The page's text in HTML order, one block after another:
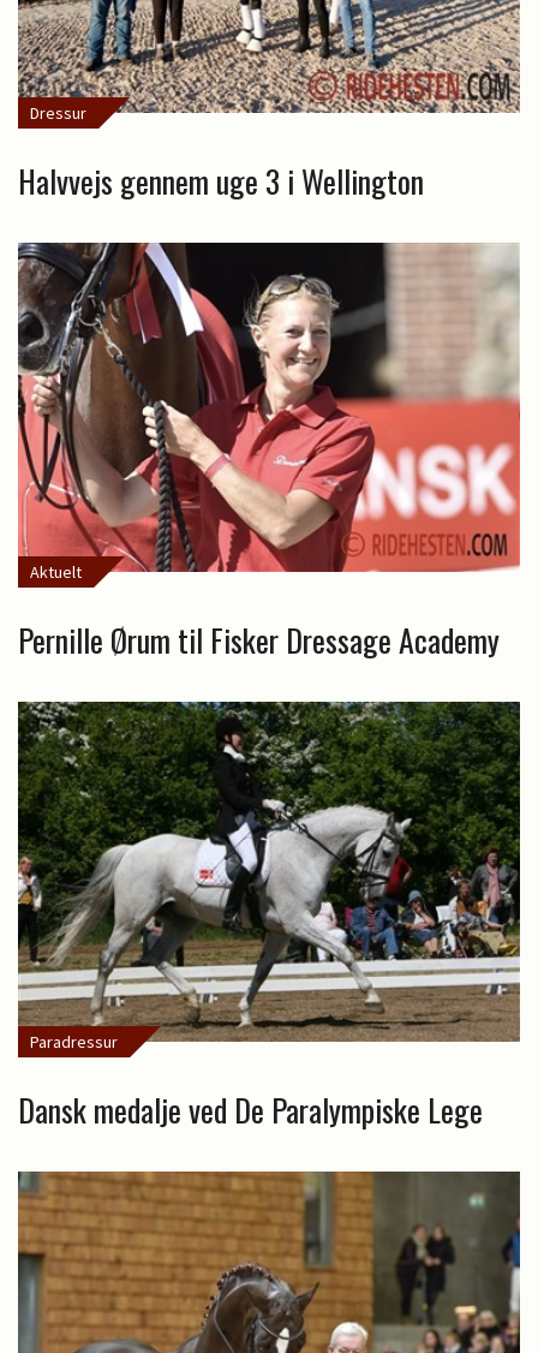
Dressur
Halvvejs gennem uge 3 i Wellington
Aktuelt
Pernille Ørum til Fisker Dressage Academy
Paradressur
Dansk medalje ved De Paralympiske Lege